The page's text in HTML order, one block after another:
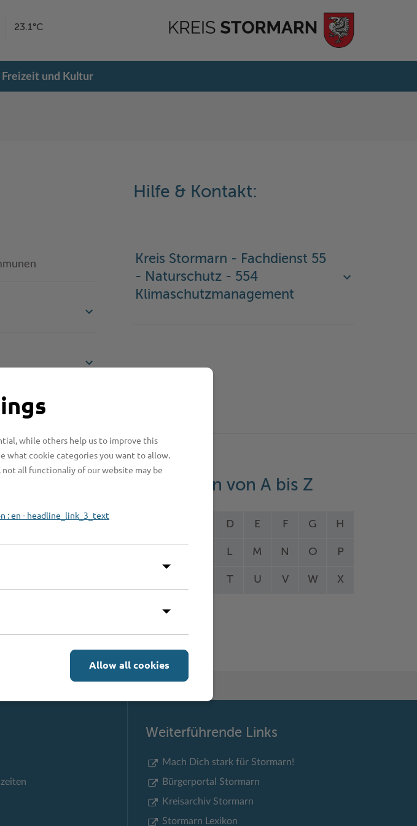
23.1°C
Freizeit und Kultur
Hilfe & Kontakt:
Kreis Stormarn - Fachdienst 55
- Naturschutz - 554
Klimaschutzmanagement
Leistungen von A bis Z
D E F G H
L M N O P
T U V W X
Weiterführende Links
Mach Dich stark für Stormarn!
Bürgerportal Stormarn
Kreisarchiv Stormarn
Stormarn Lexikon
while others help us to improve this
what cookie categories you want to allow.
all functionaliy of our website may be
: en - headline_link_3_text
Allow all cookies